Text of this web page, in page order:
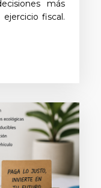
más
fiscal.